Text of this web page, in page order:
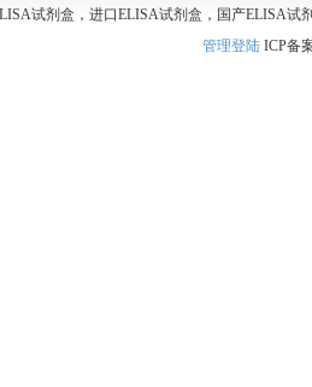
试剂盒，进口ELISA试剂盒，国产ELISA
管理登陆 ICP备